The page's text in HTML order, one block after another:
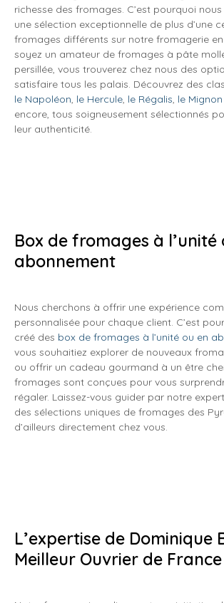
richesse des fromages. C’est pourquoi
une sélection exceptionnelle de plus d’une
fromages différents sur notre fromagerie en
soyez un amateur de fromages à pâte
persillée, vous trouverez chez nous des
satisfaire tous les palais. Découvrez des
le Napoléon, le Hercule, le Régalis, le Mignon
encore, tous soigneusement sélectionnés
leur authenticité.
Box de fromages à l’unité
abonnement
Nous cherchons à offrir une expérience
personnalisée pour chaque client. C’est
créé des box de fromages à l’unité ou en
vous souhaitiez explorer de nouveaux
ou offrir un cadeau gourmand à un être
fromages sont conçues pour vous
régaler. Laissez-vous guider par notre
des sélections uniques de fromages des
d’ailleurs directement chez vous.
L’expertise de Dominique
Meilleur Ouvrier de France